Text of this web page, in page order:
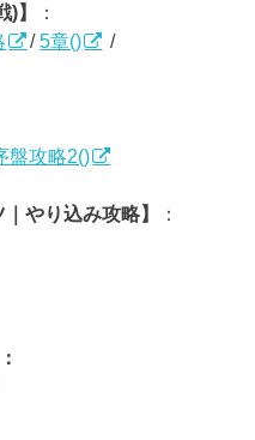
】
：
/5章() /
盤攻略2()
やり込み攻略】
：